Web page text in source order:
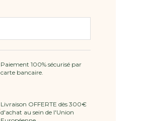
Paiement 100% sécurisé par
carte bancaire.
Livraison OFFERTE dès 300€
d'achat au sein de l'Union